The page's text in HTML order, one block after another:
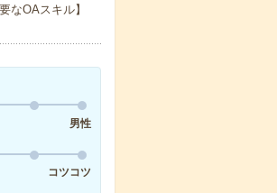
OAスキル】
男性
コツコツ